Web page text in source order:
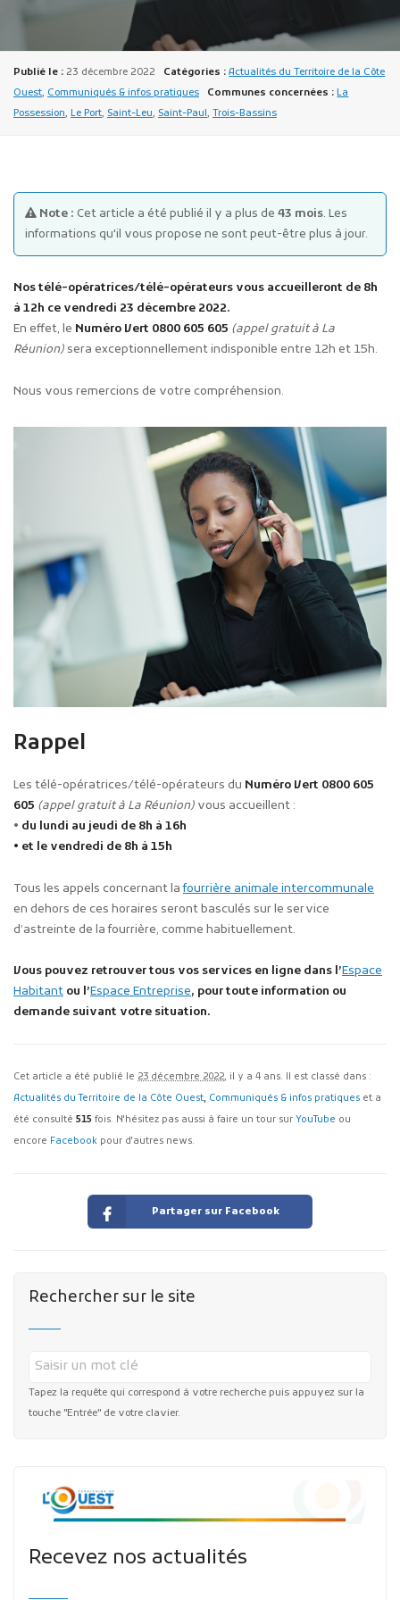
Plans d'accès
Publié le : 23 décembre 2022 Catégories : Actualités du Territoire de la Côte
Ouest, Communiqués & infos pratiques Communes concernées : La
Possession, Le Port, Saint-Leu, Saint-Paul, Trois-Bassins
Note : Cet article a été publié il y a plus de 43 mois. Les
informations qu'il vous propose ne sont peut-être plus à jour.
Nos télé-opératrices/télé-opérateurs vous accueilleront de 8h
à 12h ce vendredi 23 décembre 2022.
En effet, le Numéro Vert 0800 605 605 (appel gratuit à La
Réunion) sera exceptionnellement indisponible entre 12h et 15h.
Nous vous remercions de votre compréhension.
Rappel
Les télé-opératrices/télé-opérateurs du Numéro Vert 0800 605
605 (appel gratuit à La Réunion) vous accueillent :
• du lundi au jeudi de 8h à 16h
• et le vendredi de 8h à 15h
Tous les appels concernant lafourrière animale intercommunale
en dehors de ces horaires seront basculés sur le service
d’astreinte de la fourrière, comme habituellement.
Vous pouvez retrouver tous vos services en ligne dans l’Espace
Habitant ou l’Espace Entreprise, pour toute information ou
demande suivant votre situation.
Cet article a été publié le 23 décembre 2022, il y a 4 ans. Il est classé dans :
Actualités du Territoire de la Côte Ouest, Communiqués & infos pratiques et a
été consulté 515 fois. N'hésitez pas aussi à faire un tour sur YouTube ou
encore Facebook pour d'autres news.
Partager sur Facebook
Rechercher sur le site
Tapez la requête qui correspond à votre recherche puis appuyez sur la
touche "Entrée" de votre clavier.
Recevez nos actualités